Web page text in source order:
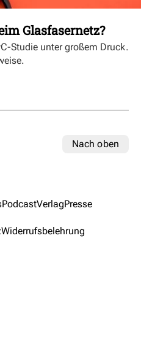
Glasfasernetz?
Studie unter großem Druck.
Nach oben
PodcastVerlagPresse
Widerrufsbelehrung